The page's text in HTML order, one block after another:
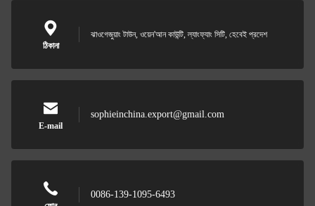
ঠিকানা
ঝাওগেজুয়াং টাউন, ওয়েন'আন কাউন্টি, ল্যাংফ্যাং সিটি, হেবেই প্রদেশ
E-mail
sophieinchina.export@gmail.com
0086-139-1095-6493